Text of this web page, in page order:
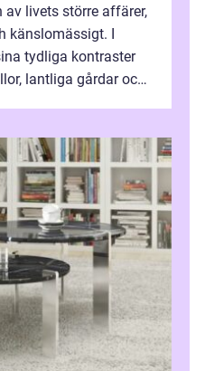
livets större affärer,
känslomässigt. I
tydliga kontraster
lantliga gårdar och